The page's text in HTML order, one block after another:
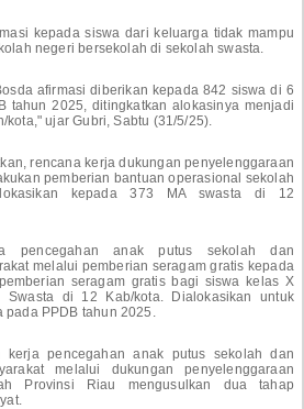
kepada siswa dari keluarga tidak mampu
negeri bersekolah di sekolah swasta.
afirmasi diberikan kepada 842 siswa di 6
tahun 2025, ditingkatkan alokasinya menjadi
ujar Gubri, Sabtu (31/5/25).
rencana kerja dukungan penyelenggaraan
pemberian bantuan operasional sekolah
kepada 373 MA swasta di 12
pencegahan anak putus sekolah dan
melalui pemberian seragam gratis kepada
seragam gratis bagi siswa kelas X
Swasta di 12 Kab/kota. Dialokasikan untuk
pada PPDB tahun 2025.
kerja pencegahan anak putus sekolah dan
melalui dukungan penyelenggaraan
Provinsi Riau mengusulkan dua tahap